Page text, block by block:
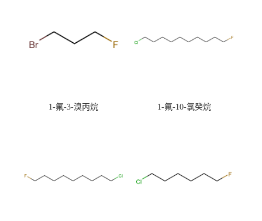
1-氟-3-溴丙烷 1-氟-10-氯癸烷